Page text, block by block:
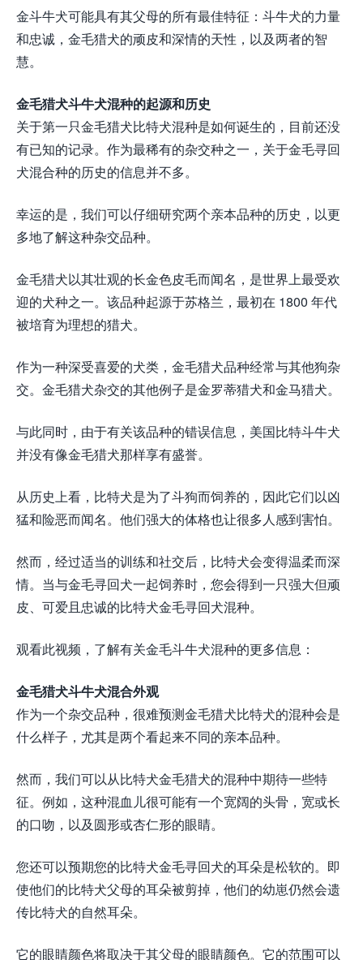
金斗牛犬可能具有其父母的所有最佳特征：斗牛犬的力量
和忠诚，金毛猎犬的顽皮和深情的天性，以及两者的智
慧。
金毛猎犬斗牛犬混种的起源和历史
关于第一只金毛猎犬比特犬混种是如何诞生的，目前还没
有已知的记录。作为最稀有的杂交种之一，关于金毛寻回
犬混合种的历史的信息并不多。
幸运的是，我们可以仔细研究两个亲本品种的历史，以更
多地了解这种杂交品种。
金毛猎犬以其壮观的长金色皮毛而闻名，是世界上最受欢
迎的犬种之一。该品种起源于苏格兰，最初在 1800 年代
被培育为理想的猎犬。
作为一种深受喜爱的犬类，金毛猎犬品种经常与其他狗杂
交。金毛猎犬杂交的其他例子是金罗蒂猎犬和金马猎犬。
与此同时，由于有关该品种的错误信息，美国比特斗牛犬
并没有像金毛猎犬那样享有盛誉。
从历史上看，比特犬是为了斗狗而饲养的，因此它们以凶
猛和险恶而闻名。他们强大的体格也让很多人感到害怕。
然而，经过适当的训练和社交后，比特犬会变得温柔而深
情。当与金毛寻回犬一起饲养时，您会得到一只强大但顽
皮、可爱且忠诚的比特犬金毛寻回犬混种。
观看此视频，了解有关金毛斗牛犬混种的更多信息：
金毛猎犬斗牛犬混合外观
作为一个杂交品种，很难预测金毛猎犬比特犬的混种会是
什么样子，尤其是两个看起来不同的亲本品种。
然而，我们可以从比特犬金毛猎犬的混种中期待一些特
征。例如，这种混血儿很可能有一个宽阔的头骨，宽或长
的口吻，以及圆形或杏仁形的眼睛。
您还可以预期您的比特犬金毛寻回犬的耳朵是松软的。即
使他们的比特犬父母的耳朵被剪掉，他们的幼崽仍然会遗
传比特犬的自然耳朵。
它的眼睛颜色将取决于其父母的眼睛颜色。它的范围可以